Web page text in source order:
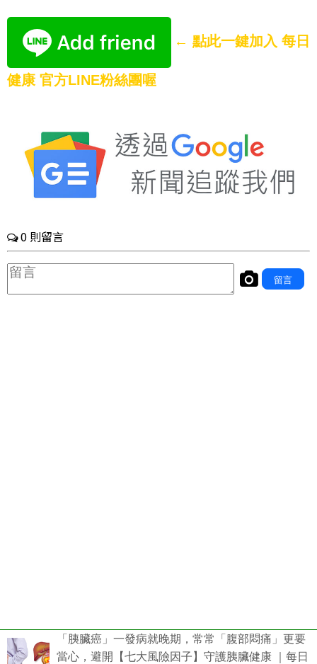
← 點此一鍵加入 每日
健康 官方LINE粉絲團喔
「胰臟癌」一發病就晚期，常常「腹部悶痛」更要
當心，避開【七大風險因子】守護胰臟健康 ｜每日